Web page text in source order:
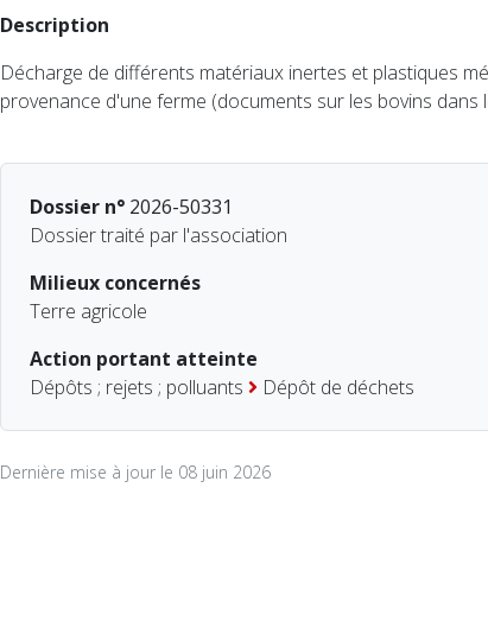
Description
Décharge de différents matériaux inertes et plastiques
provenance d'une ferme (documents sur les bovins dans
Dossier n°2026-50331
Dossier traité par l'association
Milieux concernés
Terre agricole
Action portant atteinte
Dépôts ; rejets ; polluants
Dépôt de déchets
Dernière mise à jour le 08 juin 2026